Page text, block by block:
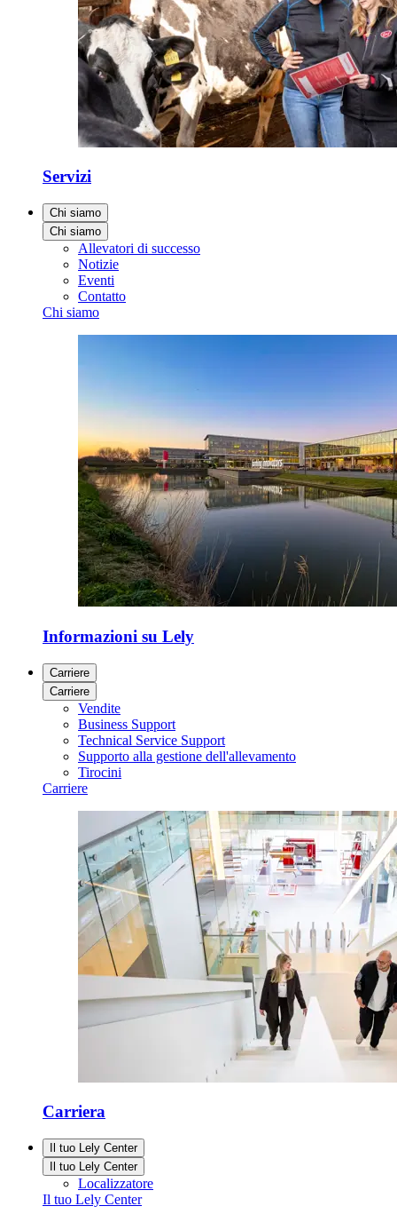
Servizi
Chi siamo
Chi siamo
Allevatori di successo
Notizie
Eventi
Contatto
Chi siamo
Informazioni su Lely
Carriere
Carriere
Vendite
Business Support
Technical Service Support
Supporto alla gestione dell'allevamento
Tirocini
Carriere
Carriera
Il tuo Lely Center
Il tuo Lely Center
Localizzatore
Il tuo Lely Center